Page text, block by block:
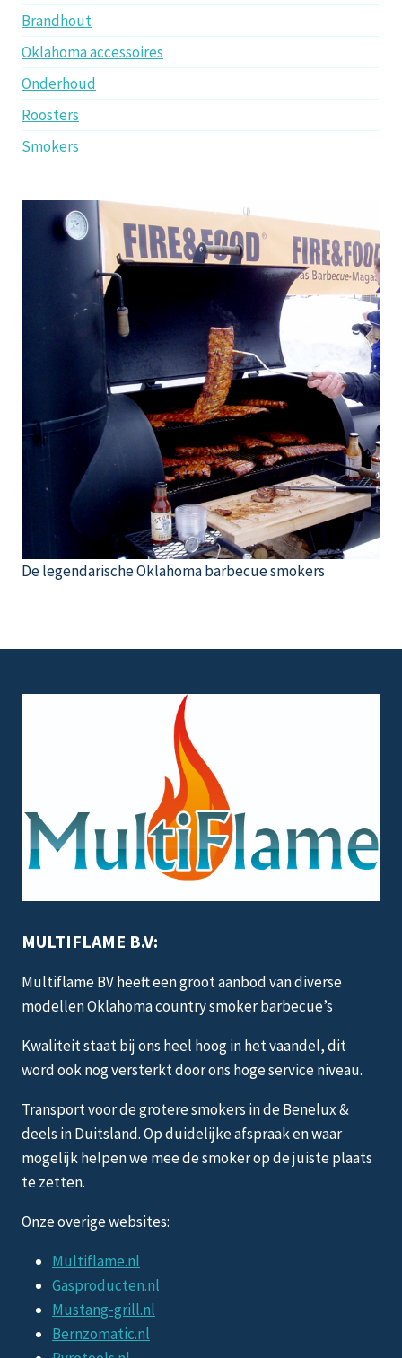
Brandhout
Oklahoma accessoires
Onderhoud
Roosters
Smokers
De legendarische Oklahoma barbecue smokers
MULTIFLAME B.V:
Multiflame BV heeft een groot aanbod van diverse
modellen Oklahoma country smoker barbecue’s
Kwaliteit staat bij ons heel hoog in het vaandel, dit
word ook nog versterkt door ons hoge service niveau.
Transport voor de grotere smokers in de Benelux &
deels in Duitsland. Op duidelijke afspraak en waar
mogelijk helpen we mee de smoker op de juiste plaats
te zetten.
Onze overige websites:
Multiflame.nl
Gasproducten.nl
Mustang-grill.nl
Bernzomatic.nl